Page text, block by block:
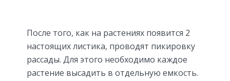
После того, как на растениях появится 2
настоящих листика, проводят пикировку
рассады. Для этого необходимо каждое
растение высадить в отдельную емкость.